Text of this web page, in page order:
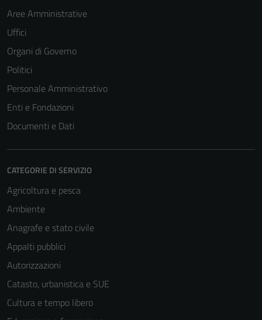
Aree Amministrative
Uffici
Organi di Governo
Politici
Personale Amministrativo
Enti e Fondazioni
Documenti e Dati
CATEGORIE DI SERVIZIO
Agricoltura e pesca
Ambiente
Anagrafe e stato civile
Appalti pubblici
Autorizzazioni
Catasto, urbanistica e SUE
Cultura e tempo libero